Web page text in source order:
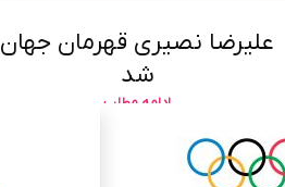
علیرضا نصیری قهرمان جهان
شد
ادامه مطلب